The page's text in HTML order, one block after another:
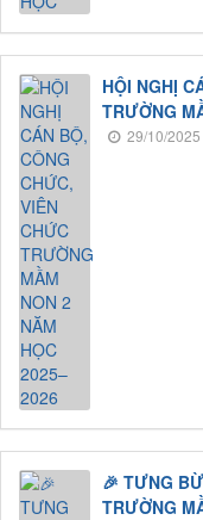
HỘI NGHỊ
TRƯỜNG
29/10/2025
🎉 TƯNG
TRƯỜNG